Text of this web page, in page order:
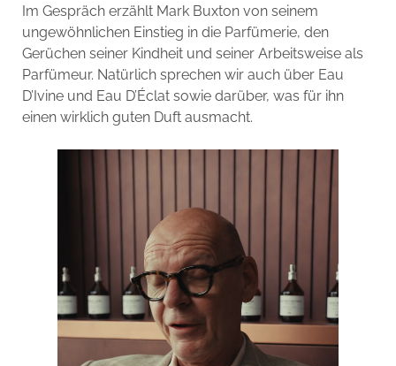
Im Gespräch erzählt Mark Buxton von seinem
ungewöhnlichen Einstieg in die Parfümerie, den
Gerüchen seiner Kindheit und seiner Arbeitsweise als
Parfümeur. Natürlich sprechen wir auch über Eau
D’Ivine und Eau D’Éclat sowie darüber, was für ihn
einen wirklich guten Duft ausmacht.